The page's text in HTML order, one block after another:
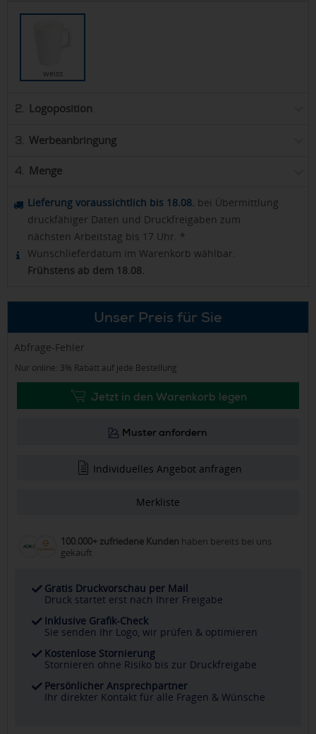
weiss
2. Logoposition
3. Werbeanbringung
4. Menge
Lieferung voraussichtlich bis 18.08. bei Übermittlung
druckfähiger Daten und Druckfreigaben zum
nächsten Arbeitstag bis 17 Uhr. *
Wunschlieferdatum im Warenkorb wählbar.
Frühstens ab dem 18.08.
Unser Preis für Sie
Abfrage-Fehler
Nur online: 3% Rabatt auf jede Bestellung
Jetzt in den Warenkorb legen
Muster anfordern
Individuelles Angebot anfragen
Merkliste
100.000+ zufriedene Kunden haben bereits bei uns
gekauft
Gratis Druckvorschau per Mail
Druck startet erst nach Ihrer Freigabe
Inklusive Grafik-Check
Sie senden Ihr Logo, wir prüfen & optimieren
Kostenlose Stornierung
Stornieren ohne Risiko bis zur Druckfreigabe
Persönlicher Ansprechpartner
Ihr direkter Kontakt für alle Fragen & Wünsche